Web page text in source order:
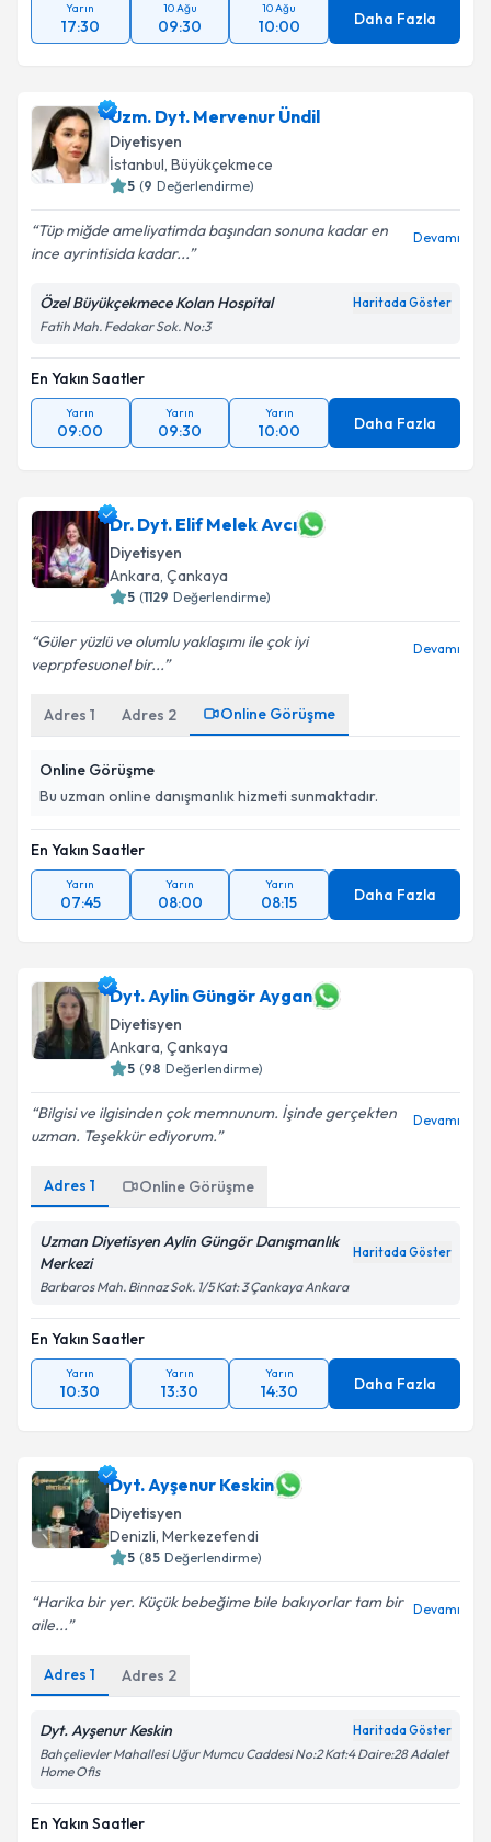
Yarın
17:30
10 Ağu
09:30
10 Ağu
10:00 Daha Fazla
Uzm. Dyt. Mervenur Ündil
Diyetisyen
İstanbul, Büyükçekmece
5 (9 Değerlendirme)
Tüp miğde ameliyatimda başından sonuna kadar en
ince ayrintisida kadar...
Devamı
Özel Büyükçekmece Kolan Hospital Haritada Göster
Fatih Mah. Fedakar Sok. No:3
En Yakın Saatler
Yarın
09:00
Yarın
09:30
Yarın
10:00 Daha Fazla
Dr. Dyt. Elif Melek Avcı
Diyetisyen
Ankara, Çankaya
5 (1129 Değerlendirme)
Güler yüzlü ve olumlu yaklaşımı ile çok iyi
veprpfesuonel bir...
Devamı
Adres 1 Adres 2 Online Görüşme
Online Görüşme
Bu uzman online danışmanlık hizmeti sunmaktadır.
En Yakın Saatler
Yarın
07:45
Yarın
08:00
Yarın
08:15 Daha Fazla
Dyt. Aylin Güngör Aygan
Diyetisyen
Ankara, Çankaya
5 (98 Değerlendirme)
Bilgisi ve ilgisinden çok memnunum. İşinde gerçekten
uzman. Teşekkür ediyorum.
Devamı
Adres 1 Online Görüşme
Uzman Diyetisyen Aylin Güngör Danışmanlık
Merkezi
Haritada Göster
Barbaros Mah. Binnaz Sok. 1/5 Kat: 3 Çankaya Ankara
En Yakın Saatler
Yarın
10:30
Yarın
13:30
Yarın
14:30 Daha Fazla
Dyt. Ayşenur Keskin
Diyetisyen
Denizli, Merkezefendi
5 (85 Değerlendirme)
Harika bir yer. Küçük bebeğime bile bakıyorlar tam bir
aile...
Devamı
Adres 1 Adres 2
Dyt. Ayşenur Keskin Haritada Göster
Bahçelievler Mahallesi Uğur Mumcu Caddesi No:2 Kat:4 Daire:28 Adalet
Home Ofis
En Yakın Saatler